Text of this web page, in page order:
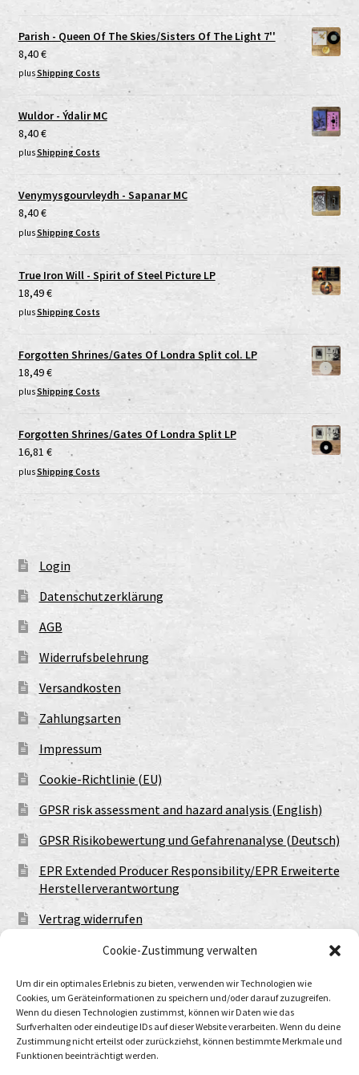
Cookie-Zustimmung verwalten
Um dir ein optimales Erlebnis zu bieten, verwenden wir Technologien wie
Cookies, um Geräteinformationen zu speichern und/oder darauf zuzugreifen.
Wenn du diesen Technologien zustimmst, können wir Daten wie das
Surfverhalten oder eindeutige IDs auf dieser Website verarbeiten. Wenn du deine
Zustimmung nicht erteilst oder zurückziehst, können bestimmte Merkmale und
Funktionen beeinträchtigt werden.
Parish - Queen Of The Skies/Sisters Of The Light 7''
8,40€
plusShipping Costs
Wuldor - Ýdalir MC
8,40€
plusShipping Costs
Venymysgourvleydh - Sapanar MC
8,40€
plusShipping Costs
True Iron Will - Spirit of Steel Picture LP
18,49€
plusShipping Costs
Forgotten Shrines/Gates Of Londra Split col. LP
18,49€
plusShipping Costs
Forgotten Shrines/Gates Of Londra Split LP
16,81 €
plusShipping Costs
Login
Datenschutzerklärung
AGB
Widerrufsbelehrung
Versandkosten
Zahlungsarten
Impressum
Cookie-Richtlinie (EU)
GPSR risk assessment and hazard analysis (English)
GPSR Risikobewertung und Gefahrenanalyse (Deutsch)
EPR Extended Producer Responsibility/EPR Erweiterte
Herstellerverantwortung
Vertrag widerrufen